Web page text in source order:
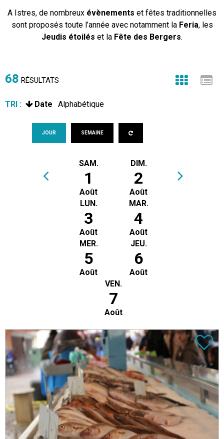
A Istres, de nombreux évènements et fêtes traditionnelles
sont proposés toute l’année avec notamment la Feria, les
Jeudis étoilés et la Fête des Bergers.
68 RÉSULTATS
TRI : Date Alphabétique
JOUR SEMAINE
SAM.
1
Août
DIM.
2
Août
LUN.
3
Août
MAR.
4
Août
MER.
5
Août
JEU.
6
Août
VEN.
7
Août